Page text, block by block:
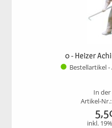
0 - Heizer
Bestellartikel
In der
Artikel-
inkl.